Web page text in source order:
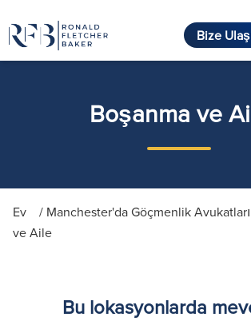
Bize
Boşanma ve
Ev / Manchester'da Göçmenlik Avukatları
ve Aile
Bu lokasyonlarda